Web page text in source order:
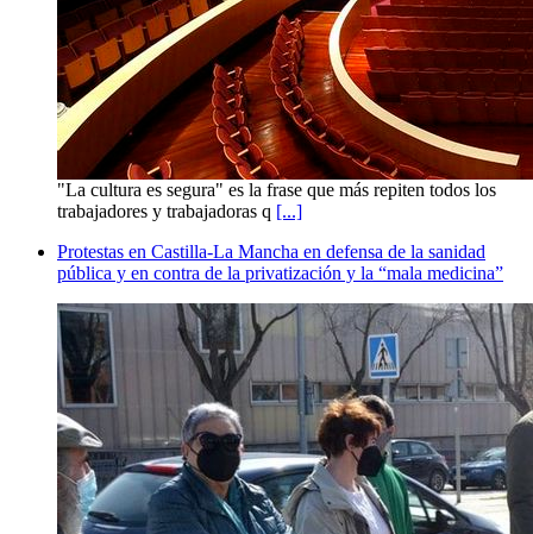
"La cultura es segura" es la frase que más repiten todos los
trabajadores y trabajadoras q [...]
Protestas en Castilla-La Mancha en defensa de la sanidad
pública y en contra de la privatización y la “mala medicina”